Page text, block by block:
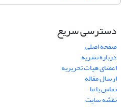
دسترسی سریع
صفحه اصلی
درباره نشریه
اعضای هیات تحریریه
ارسال مقاله
تماس با ما
نقشه سایت